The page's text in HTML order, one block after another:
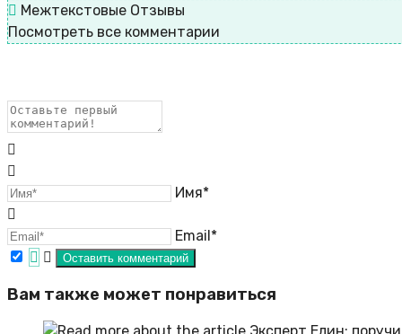
Межтекстовые Отзывы
Посмотреть все комментарии
Имя*
Email*
Вам также может понравиться